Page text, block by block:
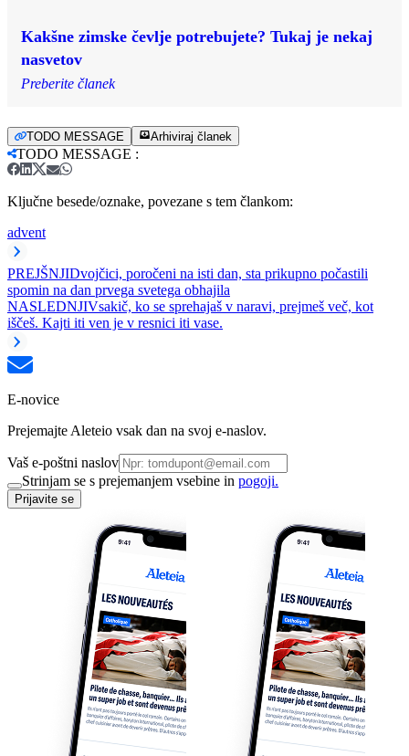
Kakšne zimske čevlje potrebujete? Tukaj je nekaj
nasvetov
Preberite članek
TODO MESSAGE Arhiviraj članek
TODO MESSAGE :
Ključne besede/oznake, povezane s tem člankom:
advent
PREJŠNJIDvojčici, poročeni na isti dan, sta prikupno počastili
spomin na dan prvega svetega obhajila
NASLEDNJIVsakič, ko se sprehajaš v naravi, prejmeš več, kot
iščeš. Kajti iti ven je v resnici iti vase.
E-novice
Prejemajte Aleteio vsak dan na svoj e-naslov.
Vaš e-poštni naslov
Strinjam se s prejemanjem vsebine in pogoji.
Prijavite se